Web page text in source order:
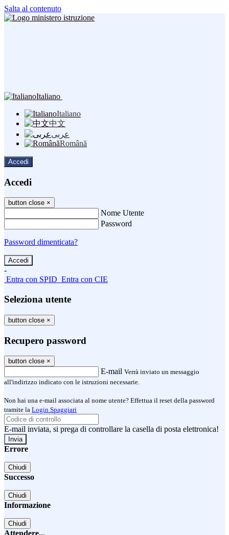
Salta al contenuto
Italiano
Italiano
中文
عربى
Română
Accedi
Accedi
button close ×
Nome Utente
Password
Password dimenticata?
-
Entra con SPID Entra con CIE
Seleziona utente
button close ×
Recupero password
button close ×
E-mail Verrà inviato un messaggio
all'indirizzo indicato con le istruzioni necessarie.
Non hai una e-mail associata al nome utente? Effettua il reset della password
tramite la Login Spaggiari
E-mail inviata, si prega di controllare la casella di posta elettronica!
Errore
Chiudi
Successo
Chiudi
Informazione
Chiudi